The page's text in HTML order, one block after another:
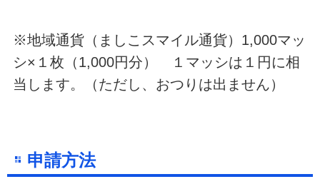
※地域通貨（ましこスマイル通貨）1,000マッ
シ×１枚（1,000円分） １マッシは１円に相
当します。（ただし、おつりは出ません）
申請方法